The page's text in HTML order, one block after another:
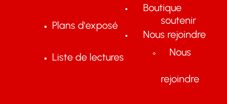
Plans d'exposé
Liste de lectures
soutenir
Nous
rejoindre
Boutique
Nous rejoindre